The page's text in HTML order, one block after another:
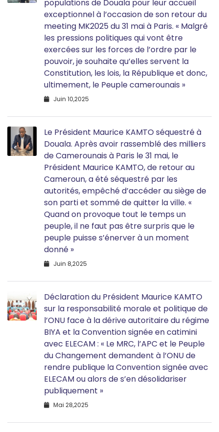
populations de Douala pour leur accueil
exceptionnel à l’occasion de son retour du
meeting MK2025 du 31 mai à Paris. « Malgré
les pressions politiques qui vont être
exercées sur les forces de l’ordre par le
pouvoir, je souhaite qu’elles servent la
Constitution, les lois, la République et donc,
ultimement, le Peuple camerounais »
Juin 10,2025
Le Président Maurice KAMTO séquestré à
Douala. Après avoir rassemblé des milliers
de Camerounais à Paris le 31 mai, le
Président Maurice KAMTO, de retour au
Cameroun, a été séquestré par les
autorités, empêché d’accéder au siège de
son parti et sommé de quitter la ville. «
Quand on provoque tout le temps un
peuple, il ne faut pas être surpris que le
peuple puisse s’énerver à un moment
donné »
Juin 8,2025
Déclaration du Président Maurice KAMTO
sur la responsabilité morale et politique de
l’ONU face à la dérive autoritaire du régime
BIYA et la Convention signée en catimini
avec ELECAM : « Le MRC, l’APC et le Peuple
du Changement demandent à l’ONU de
rendre publique la Convention signée avec
ELECAM ou alors de s’en désolidariser
publiquement »
Mai 28,2025